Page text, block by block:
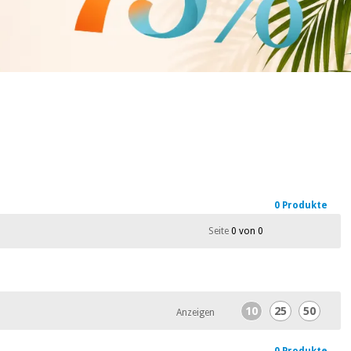
0 Produkte
Seite0 von 0
Anzeigen 10 25 50